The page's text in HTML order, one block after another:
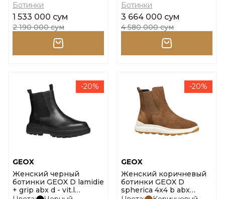
Ботинки
1 533 000 сум
2 190 000 сум
Ботинки
3 664 000 сум
4 580 000 сум
-20%
GEOX
Женский черный
ботинки GEOX D lamidie
+ grip abx d - vit.l
-20%
GEOX
Женский коричневый
ботинки GEOX D
spherica 4x4 b abx